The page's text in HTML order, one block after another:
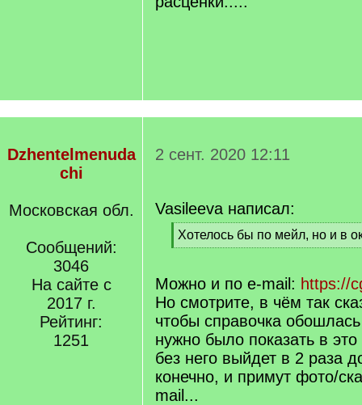
Dzhentelmenuda
chi
Московская обл.
Сообщений:
3046
На сайте с
2017 г.
Рейтинг:
1251
2 сент. 2020 12:11
Vasileeva написал:
[
q
Хотелось бы по мейл, но и в
[
q
]
Можно и по e-mail: https://
Но смотрите, в чём так
чтобы справочка
нужно было показать в
без него выйдет в 2 раза
конечно, и примут фото/
mail...